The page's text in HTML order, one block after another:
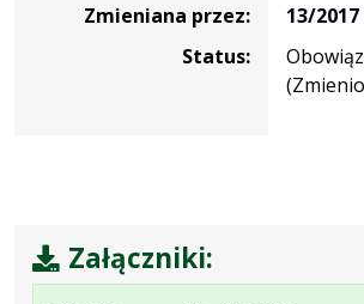
Zmieniana przez:
13/2017
Status:
Załączniki: